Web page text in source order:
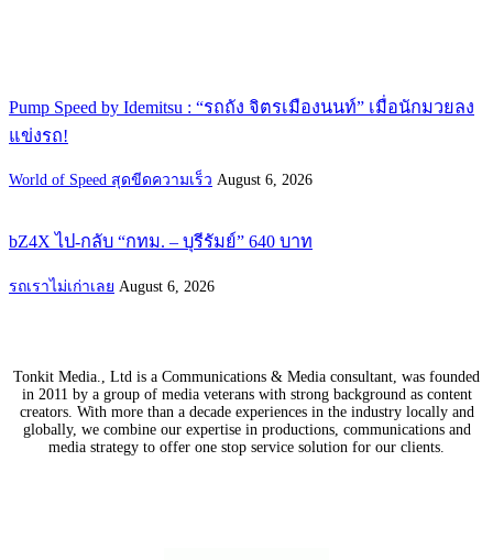
Pump Speed by Idemitsu : “รถถัง จิตรเมืองนนท์” เมื่อนักมวยลง
แข่งรถ!
World of Speed สุดขีดความเร็ว August 6, 2026
bZ4X ไป-กลับ “กทม. – บุรีรัมย์” 640 บาท
รถเราไม่เก่าเลย August 6, 2026
Tonkit Media., Ltd is a Communications & Media consultant, was founded
in 2011 by a group of media veterans with strong background as content
creators. With more than a decade experiences in the industry locally and
globally, we combine our expertise in productions, communications and
media strategy to offer one stop service solution for our clients.